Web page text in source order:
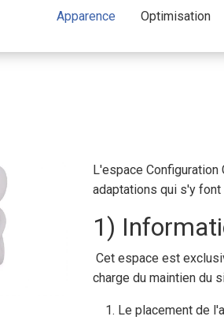
Apparence Optimisation
L'espace
adaptations qui s'y
1)
Cet espace est
charge du maintien du
Le placement de